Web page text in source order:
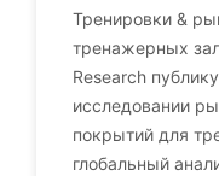
Тренировки &
тренажерных
Research
исследовании
покрытий для
глобальный